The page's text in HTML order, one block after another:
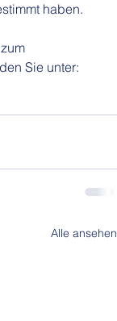
haben.
Sie unter:
Alle ansehen